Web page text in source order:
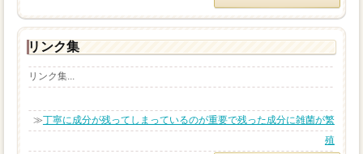
リンク集
リンク集...
≫丁寧に成分が残ってしまっているのが重要で残った成分に雑菌が繁
殖